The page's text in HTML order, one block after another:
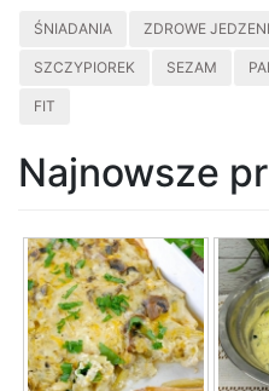
ŚNIADANIA ZDROWE
SZCZYPIOREK SEZAM
FIT
Najnowsze